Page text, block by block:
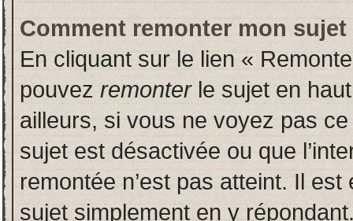
Comment remonter mon sujet
En cliquant sur le lien «
pouvez remonterle sujet en
ailleurs, si vous ne voyez pas
sujet est désactivée ou que
remontée n’est pas atteint. Il
sujet simplement en y